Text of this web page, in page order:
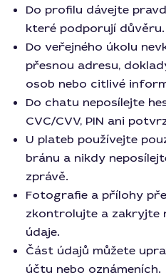
Do profilu dávejte
které podporují důvěru.
Do veřejného úkolu
přesnou adresu,
osob nebo citlivé
Do chatu neposílejte
CVC/CVV, PIN ani
U plateb používejte
bránu a nikdy
zprávě.
Fotografie a přílohy
zkontrolujte a zakryjte
údaje.
Část údajů můžete
účtu nebo oznámeních.